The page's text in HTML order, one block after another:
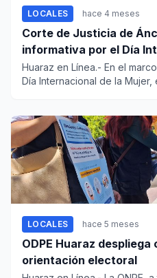
LOCALES hace 4 meses
Corte de Justicia de
informativa por el Día
Huaraz en Línea.- En el
Día Internacional de la
LOCALES hace 5 meses
ODPE Huaraz despliega
orientación electoral